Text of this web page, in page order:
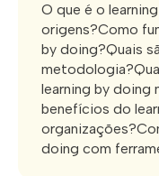
O que é o
origens?Como
by doing?Quais
learning by doing
benefícios do
doing com